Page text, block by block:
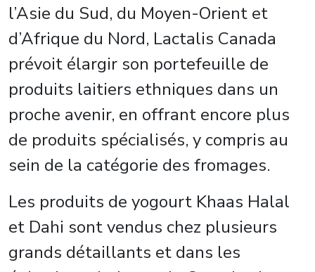
l’Asie du Sud, du Moyen-Orient et
d’Afrique du Nord, Lactalis Canada
prévoit élargir son portefeuille de
produits laitiers ethniques dans un
proche avenir, en offrant encore plus
de produits spécialisés, y compris au
sein de la catégorie des fromages.
Les produits de yogourt Khaas Halal
et Dahi sont vendus chez plusieurs
grands détaillants et dans les